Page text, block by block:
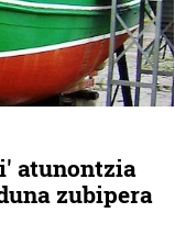
atunontzia
zubipera